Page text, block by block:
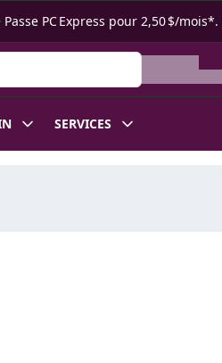
PC Express pour 2,50 $/mois*.
SERVICES